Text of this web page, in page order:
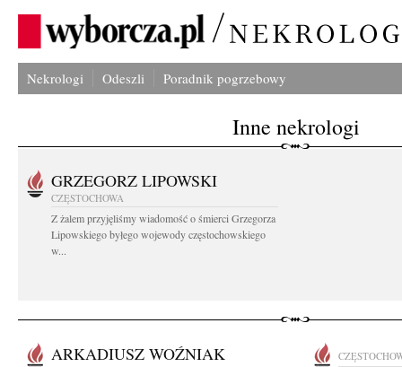
Nekrologi Odeszli Poradnik pogrzebowy
Inne nekrologi
GRZEGORZ LIPOWSKI
CZĘSTOCHOWA
Z żalem przyjęliśmy wiadomość o śmierci Grzegorza
Lipowskiego byłego wojewody częstochowskiego
w...
ARKADIUSZ WOŹNIAK